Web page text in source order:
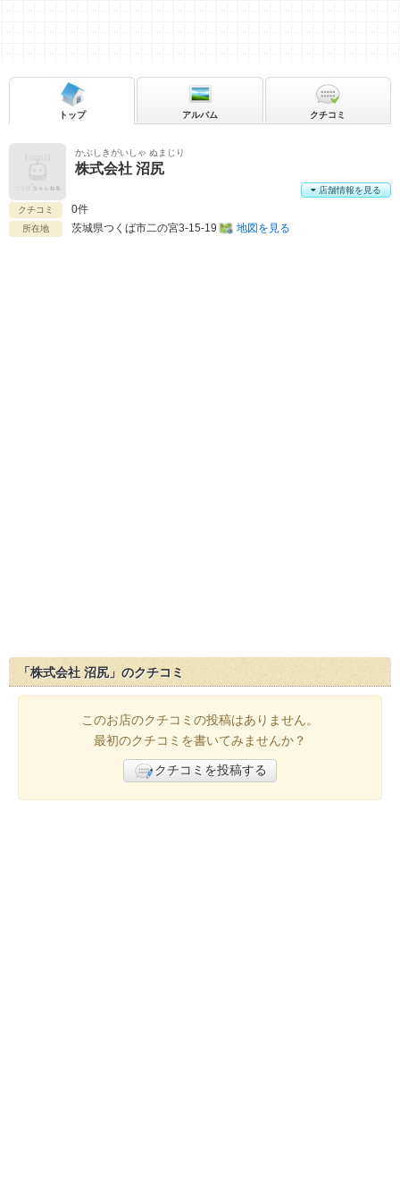
かぶしきがいしゃ ぬまじり
株式会社 沼尻
クチコミ 0件
所在地 茨城県つくば市二の宮3-15-19 地図を見る
店舗情報を見る
トップ アルバム クチコミ
「株式会社 沼尻」のクチコミ
このお店のクチコミの投稿はありません。
最初のクチコミを書いてみませんか？
クチコミを投稿する